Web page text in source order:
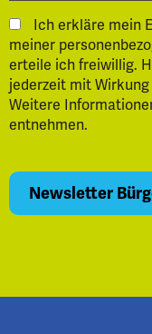
Ich erkläre mein
meiner
erteile ich freiwillig.
jederzeit mit
Weitere
entnehmen.